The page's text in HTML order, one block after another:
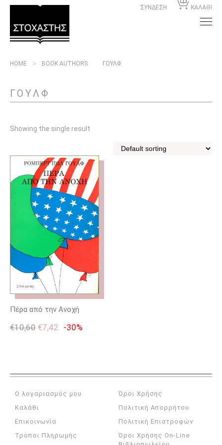
ΣΥΝΔΕΣΗ ΚΑΛΑΘΙ
HOME BOOK AUTHORS ΓΟΥΛΦ
ΓΟΥΛΦ
Showing the single result
Πέρα από την Ανοχή
€10,60 €7,42 -30%
Ο λογαριασμός μου
Καλάθι
Επικοινωνία
Τρόποι Πληρωμής
Όροι Χρήσης
Πολιτική Απορρήτου
Πολιτική Επιστροφών
Όροι Χρήσης On-Line